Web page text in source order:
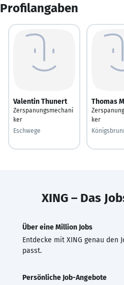
Profilangaben
Valentin Thunert
Zerspanungsmechani
ker
Eschwege
Thomas
ker
XING – Das
Über eine Million Jobs
Entdecke mit XING genau den
passt.
Persönliche Job-Angebote